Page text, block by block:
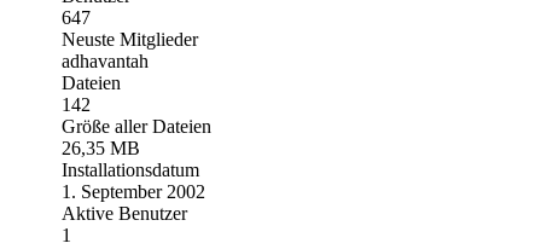
647
Neuste Mitglieder
adhavantah
Dateien
142
Größe aller Dateien
26,35 MB
Installationsdatum
1. September 2002
Aktive Benutzer
1